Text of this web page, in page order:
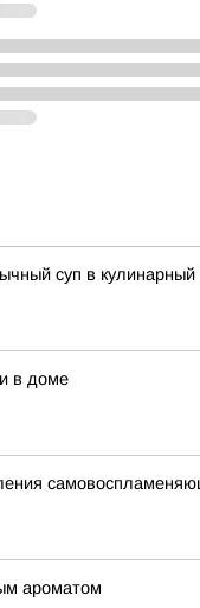
суп в
в доме
ароматом